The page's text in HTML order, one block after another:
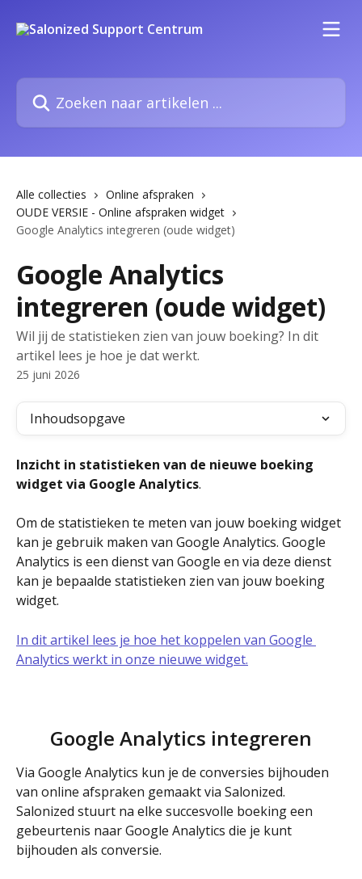
Zoeken naar artikelen ...
Alle collecties
Online afspraken
OUDE VERSIE - Online afspraken widget
Google Analytics integreren (oude widget)
Google Analytics
integreren (oude widget)
Wil jij de statistieken zien van jouw boeking? In dit
artikel lees je hoe je dat werkt.
25 juni 2026
Inhoudsopgave
Inzicht in statistieken van de nieuwe boeking
widget via Google Analytics.
Om de statistieken te meten van jouw boeking widget
kan je gebruik maken van Google Analytics. Google
Analytics is een dienst van Google en via deze dienst
kan je bepaalde statistieken zien van jouw boeking
widget.
In dit artikel lees je hoe het koppelen van Google
Analytics werkt in onze nieuwe widget.
Google Analytics integreren
Via Google Analytics kun je de conversies bijhouden
van online afspraken gemaakt via Salonized.
Salonized stuurt na elke succesvolle boeking een
gebeurtenis naar Google Analytics die je kunt
bijhouden als conversie.